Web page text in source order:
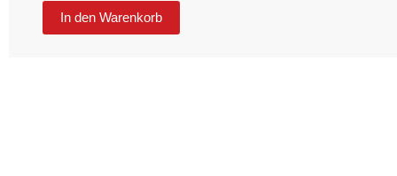
In den Warenkorb